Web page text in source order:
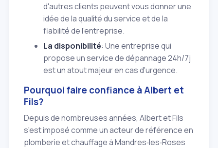
d'autres clients peuvent vous donner une
idée de la qualité du service et de la
fiabilité de l'entreprise.
La disponibilité: Une entreprise qui
propose un service de dépannage 24h/7j
est un atout majeur en cas d'urgence.
Pourquoi faire confiance à Albert et
Fils?
Depuis de nombreuses années, Albert et Fils
s'est imposé comme un acteur de référence en
plomberie et chauffage à Mandres‑les‑Roses